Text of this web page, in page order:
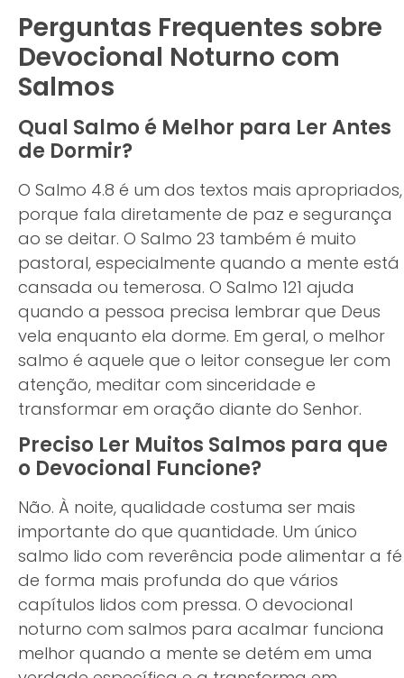
Perguntas Frequentes sobre
Devocional Noturno com
Salmos
Qual Salmo é Melhor para Ler Antes
de Dormir?
O Salmo 4.8 é um dos textos mais apropriados,
porque fala diretamente de paz e segurança
ao se deitar. O Salmo 23 também é muito
pastoral, especialmente quando a mente está
cansada ou temerosa. O Salmo 121 ajuda
quando a pessoa precisa lembrar que Deus
vela enquanto ela dorme. Em geral, o melhor
salmo é aquele que o leitor consegue ler com
atenção, meditar com sinceridade e
transformar em oração diante do Senhor.
Preciso Ler Muitos Salmos para que
o Devocional Funcione?
Não. À noite, qualidade costuma ser mais
importante do que quantidade. Um único
salmo lido com reverência pode alimentar a fé
de forma mais profunda do que vários
capítulos lidos com pressa. O devocional
noturno com salmos para acalmar funciona
melhor quando a mente se detém em uma